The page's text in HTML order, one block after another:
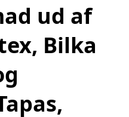
ud af
Bilka